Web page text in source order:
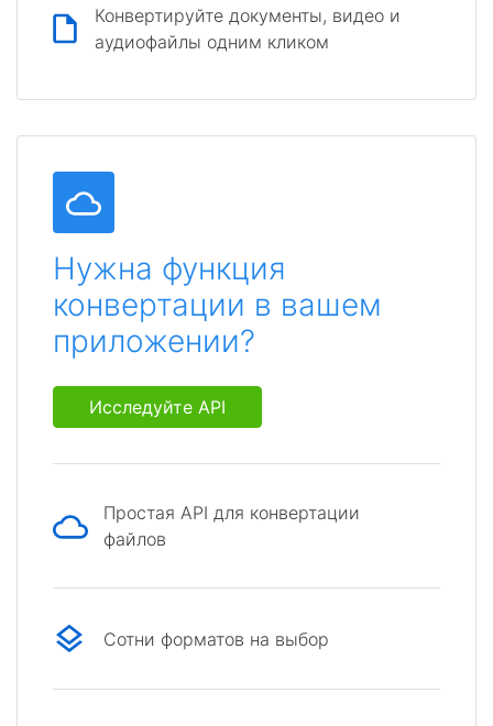
Конвертируйте документы, видео и
аудиофайлы одним кликом
Нужна функция
конвертации в вашем
приложении?
Исследуйте API
Простая API для конвертации
файлов
Сотни форматов на выбор